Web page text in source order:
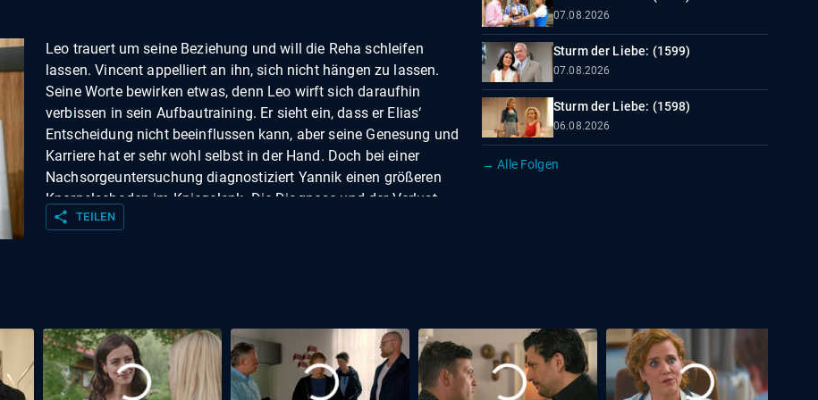
Leo trauert um seine Beziehung und will die Reha schleifen
lassen. Vincent appelliert an ihn, sich nicht hängen zu lassen.
Seine Worte bewirken etwas, denn Leo wirft sich daraufhin
verbissen in sein Aufbautraining. Er sieht ein, dass er Elias‘
Entscheidung nicht beeinflussen kann, aber seine Genesung und
Karriere hat er sehr wohl selbst in der Hand. Doch bei einer
Nachsorgeuntersuchung diagnostiziert Yannik einen größeren
Knorpelschaden im Kniegelenk. Die Diagnose und der Verlust
von Elias stürzen Leo in eine tiefe Verzweiflung. Yvonne
die beiden geraten in eine Grundsatzdiskussion über ihre
Beziehung. Als Fritz am nächsten Tag für Yvonne Partei ergreift,
sieht Erik ein, dass er etwas überreagiert hat. Er sucht daraufhin
die Aussprache mit Yvonne. Doch zu spät – Yvonne braucht
share TEILEN
07.08.2026
Sturm der Liebe: (1599)
07.08.2026
Sturm der Liebe: (1598)
06.08.2026
→ Alle Folgen